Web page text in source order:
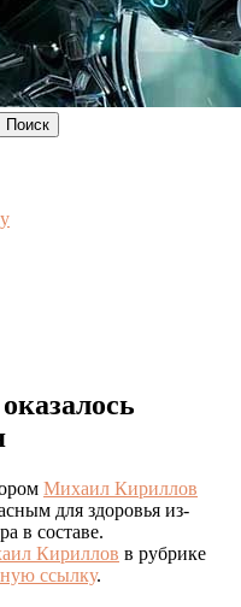
Михаил Кириллов
для здоровья из-
в составе.
Кириллов в рубрике
ссылку.